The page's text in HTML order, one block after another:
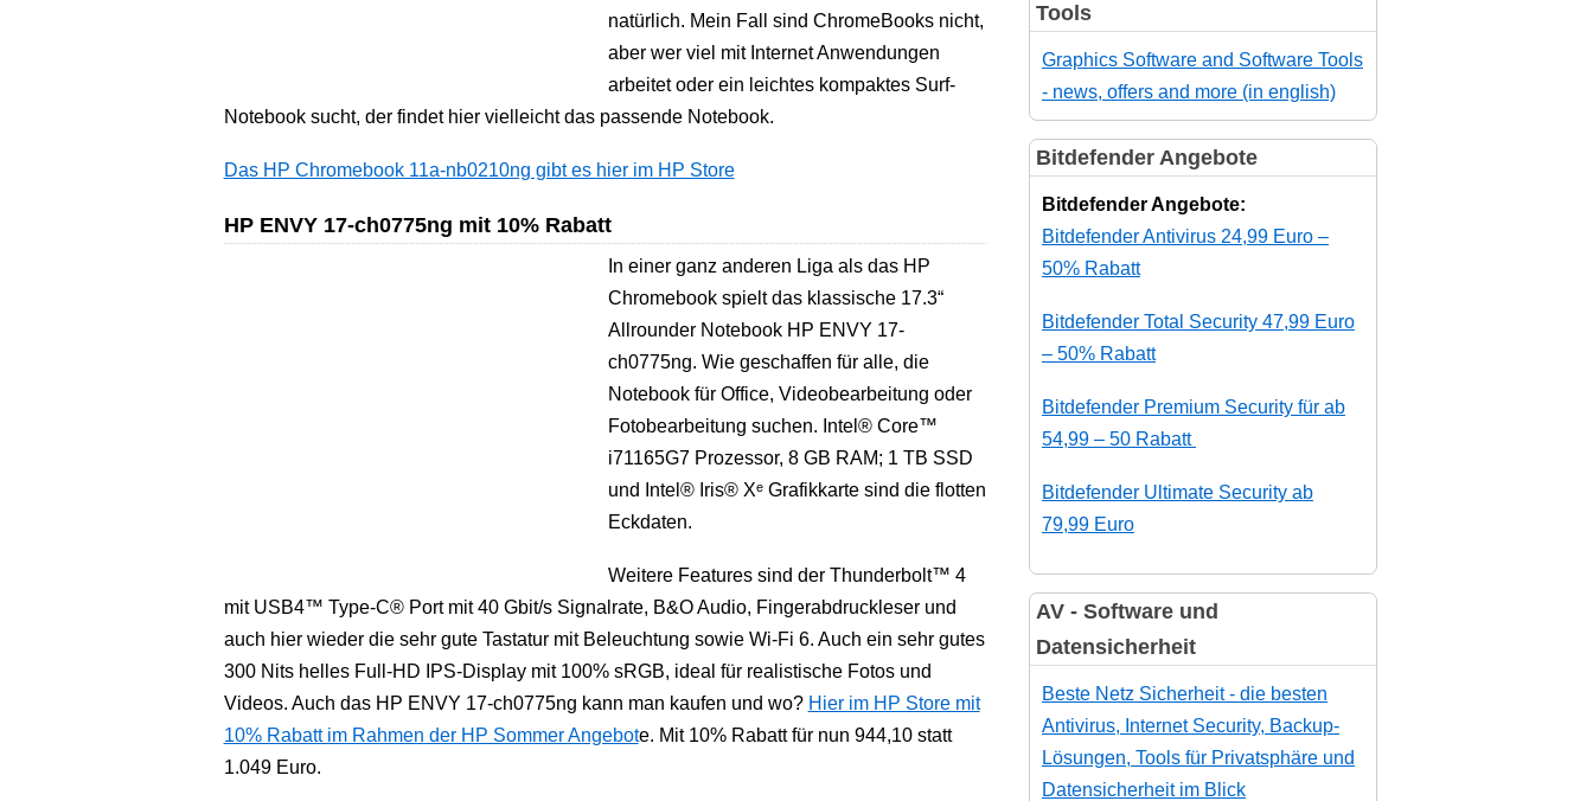
natürlich. Mein Fall sind ChromeBooks nicht,
aber wer viel mit Internet Anwendungen
arbeitet oder ein leichtes kompaktes Surf-
Notebook sucht, der findet hier vielleicht das passende Notebook.
Das HP Chromebook 11a-nb0210ng gibt es hier im HP Store
HP ENVY 17-ch0775ng mit 10% Rabatt
In einer ganz anderen Liga als das HP
Chromebook spielt das klassische 17.3“
Allrounder Notebook HP ENVY 17-
ch0775ng. Wie geschaffen für alle, die
Notebook für Office, Videobearbeitung oder
Fotobearbeitung suchen. Intel® Core™
i71165G7 Prozessor, 8 GB RAM; 1 TB SSD
und Intel® Iris® Xᵉ Grafikkarte sind die flotten
Eckdaten.
Weitere Features sind der Thunderbolt™ 4
mit USB4™ Type-C® Port mit 40 Gbit/s Signalrate, B&O Audio, Fingerabdruckleser und
auch hier wieder die sehr gute Tastatur mit Beleuchtung sowie Wi-Fi 6. Auch ein sehr gutes
300 Nits helles Full-HD IPS-Display mit 100% sRGB, ideal für realistische Fotos und
Videos. Auch das HP ENVY 17-ch0775ng kann man kaufen und wo? Hier im HP Store mit
10% Rabatt im Rahmen der HP Sommer Angebote. Mit 10% Rabatt für nun 944,10 statt
1.049 Euro.
Tools
Graphics Software and Software Tools
- news, offers and more (in english)
Bitdefender Angebote
Bitdefender Angebote:
Bitdefender Antivirus 24,99 Euro –
50% Rabatt
Bitdefender Total Security 47,99 Euro
– 50% Rabatt
Bitdefender Premium Security für ab
54,99 – 50 Rabatt
Bitdefender Ultimate Security ab
79,99 Euro
AV - Software und
Datensicherheit
Beste Netz Sicherheit - die besten
Antivirus, Internet Security, Backup-
Lösungen, Tools für Privatsphäre und
Datensicherheit im Blick